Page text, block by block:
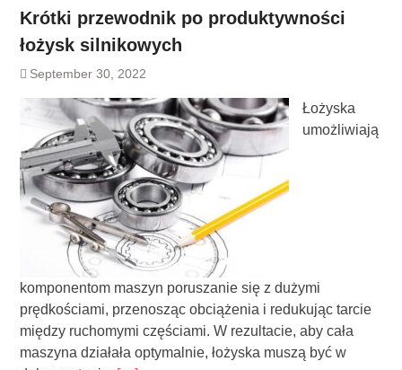
Krótki przewodnik po produktywności
łożysk silnikowych
September 30, 2022
Łożyska
umożliwiają
komponentom maszyn poruszanie się z dużymi
prędkościami, przenosząc obciążenia i redukując tarcie
między ruchomymi częściami. W rezultacie, aby cała
maszyna działała optymalnie, łożyska muszą być w